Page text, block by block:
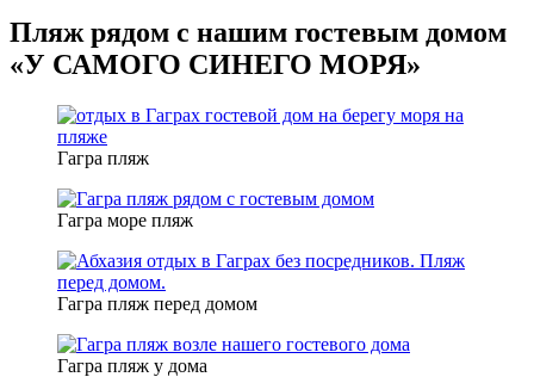
Пляж рядом с нашим гостевым домом
«У САМОГО СИНЕГО МОРЯ»
Гагра пляж
Гагра море пляж
Гагра пляж перед домом
Гагра пляж у дома